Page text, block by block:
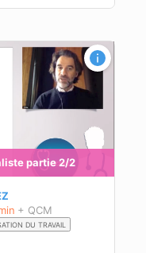
partie 2/2
+ QCM
DU TRAVAIL